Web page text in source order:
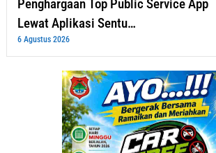
Penghargaan Top Public Service App
Lewat Aplikasi Sentu…
6 Agustus 2026